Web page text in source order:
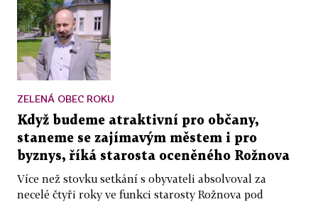
ZELENÁ OBEC ROKU
Když budeme atraktivní pro občany,
staneme se zajímavým městem i pro
byznys, říká starosta oceněného Rožnova
Více než stovku setkání s obyvateli absolvoval za
necelé čtyři roky ve funkci starosty Rožnova pod